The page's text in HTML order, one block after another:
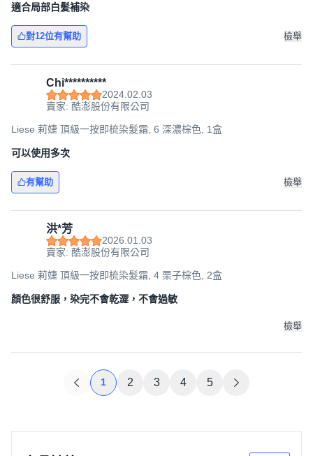
適合局部白髪補染
對12位有幫助 檢舉
Chi**********
2024.02.03
賣家: 酷澎股份有限公司
Liese 莉婕 頂級一按即梳染髮霜, 6 深濃棕色, 1盒
可以使用多次
有幫助 檢舉
洪*芳
2026.01.03
賣家: 酷澎股份有限公司
Liese 莉婕 頂級一按即梳染髮霜, 4 栗子棕色, 2盒
顏色很舒服，染完不會乾澀，不會過敏
檢舉
1 2 3 4 5